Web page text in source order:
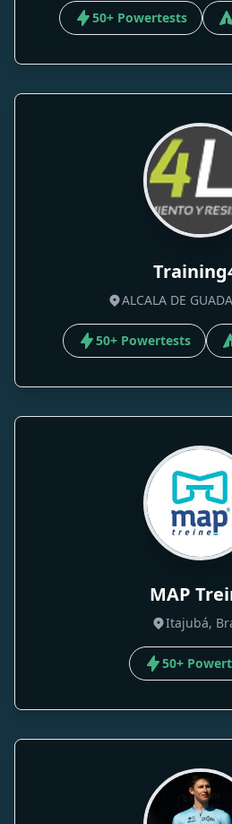
50+ Powertests
ALCALA DE
50+ Powertests
MAP
Itajubá,
50+